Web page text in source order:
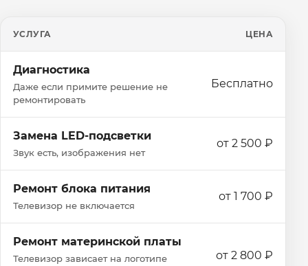
УСЛУГА ЦЕНА
Диагностика
Даже если примите решение не
ремонтировать
Бесплатно
Замена LED-подсветки
Звук есть, изображения нет
от 2 500 ₽
Ремонт блока питания
Телевизор не включается
от 1 700 ₽
Ремонт материнской платы
Телевизор зависает на логотипе
от 2 800 ₽